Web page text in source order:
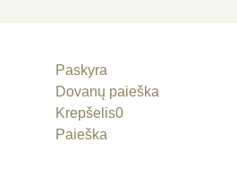
Paskyra
Dovanų paieška
Krepšelis0
Paieška